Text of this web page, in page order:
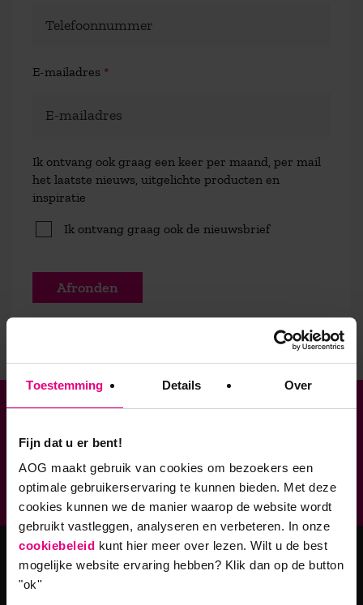
Toestemming Details Over
Fijn dat u er bent!
AOG maakt gebruik van cookies om bezoekers een
optimale gebruikerservaring te kunnen bieden. Met deze
cookies kunnen we de manier waarop de website wordt
gebruikt vastleggen, analyseren en verbeteren. In onze
cookiebeleid kunt hier meer over lezen. Wilt u de best
mogelijke website ervaring hebben? Klik dan op de button
"ok''
E-mailadres *
Ik ontvang ook graag een keer per maand, per mail
het laatste nieuws, uitgelichte producten en
inspiratie
Ik ontvang graag ook de nieuwsbrief
Afronden
Geaccrediteerde opleidingen
9,0 op klantenvertellen.nl
Masteropleidingen